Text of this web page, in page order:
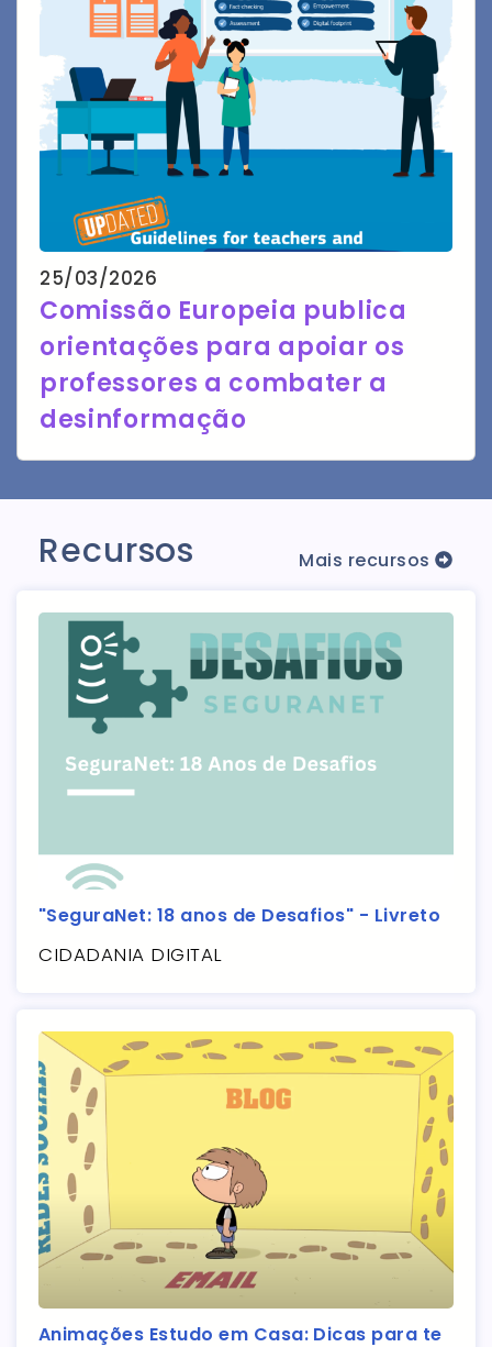
25/03/2026
Comissão Europeia publica
orientações para apoiar os
professores a combater a
desinformação
Recursos Mais recursos
"SeguraNet: 18 anos de Desafios" - Livreto
CIDADANIA DIGITAL
Animações Estudo em Casa: Dicas para te